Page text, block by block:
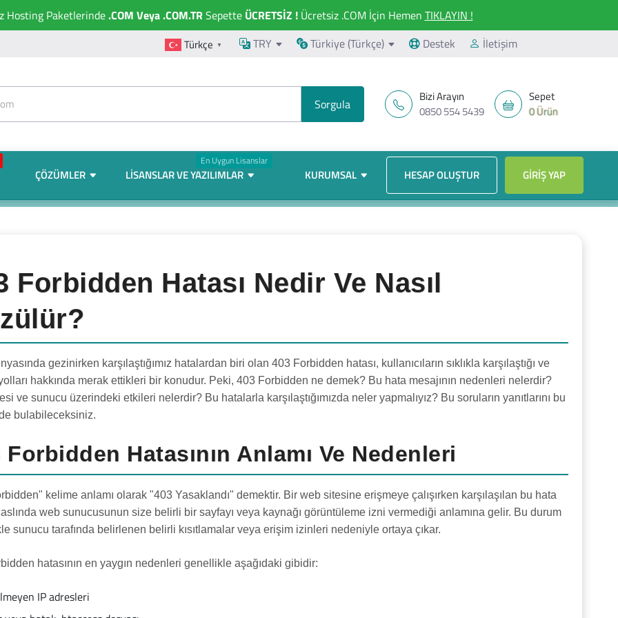
Hosting Paketlerinde .COM Veya .COM.TRSepette ÜCRETSİZ !Ücretsiz .COM İçin Hemen TIKLAYIN !
Türkçe ▼ TRY Türkiye (Türkçe) Destek İletişim
Bizi Arayın
0850 554 5439
Sepet
0 Ürün
ÇÖZÜMLER
En Uygun Lisanslar
LISANSLAR VE YAZILIMLAR KURUMSAL HESAP OLUŞTUR GIRIŞ YAP
Forbidden Hatası Nedir Ve Nasıl
gezinirken karşılaştığımız hatalardan biri olan 403 Forbidden hatası, kullanıcıların sıklıkla karşılaştığı ve
hakkında merak ettikleri bir konudur. Peki, 403 Forbidden ne demek? Bu hata mesajının nedenleri nelerdir?
ve sunucu üzerindeki etkileri nelerdir? Bu hatalarla karşılaştığımızda neler yapmalıyız? Bu soruların yanıtlarını bu
bulabileceksiniz.
Forbidden Hatasının Anlamı Ve Nedenleri
kelime anlamı olarak "403 Yasaklandı" demektir. Bir web sitesine erişmeye çalışırken karşılaşılan bu hata
aslında web sunucusunun size belirli bir sayfayı veya kaynağı görüntüleme izni vermediği anlamına gelir. Bu durum
sunucu tarafında belirlenen belirli kısıtlamalar veya erişim izinleri nedeniyle ortaya çıkar.
hatasının en yaygın nedenleri genellikle aşağıdaki gibidir:
IP adresleri